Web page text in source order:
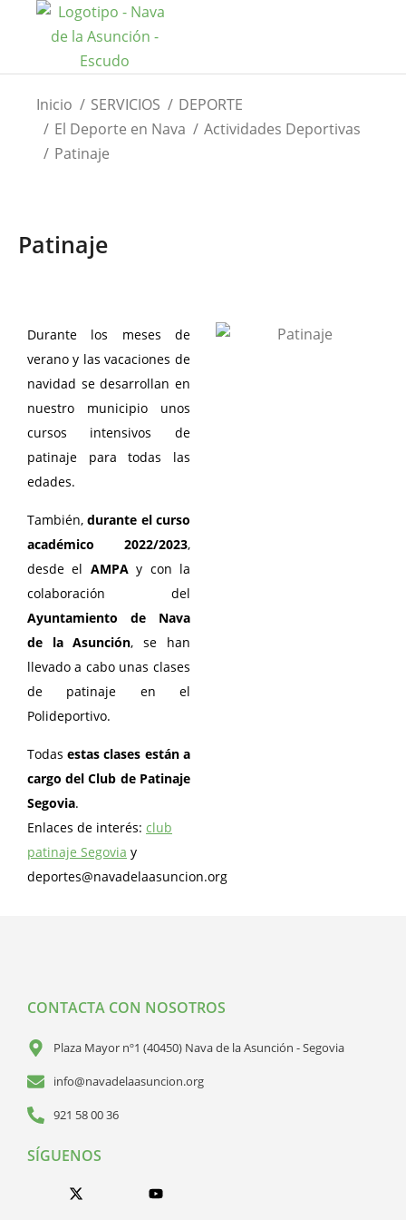
Estás aquí:
Inicio SERVICIOS
DEPORTE
El Deporte en Nava
Actividades Deportivas
Patinaje
Patinaje
Durante los meses de
verano y las vacaciones de
navidad se desarrollan en
nuestro municipio unos
cursos intensivos de
patinaje para todas las
edades.
También,durante el curso
académico 2022/2023,
desde el AMPAy con la
colaboración del
Ayuntamiento de Nava
de la Asunción, se han
llevado a cabo unas clases
de patinaje en el
Polideportivo.
Todasestas clases están a
cargo del Club de Patinaje
Segovia.
Enlaces de interés: club
patinaje Segovia y
deportes@navadelaasuncion.org
CONTACTA CON NOSOTROS
Plaza Mayor nº1 (40450) Nava de la Asunción - Segovia
info@navadelaasuncion.org
921 58 00 36
SÍGUENOS